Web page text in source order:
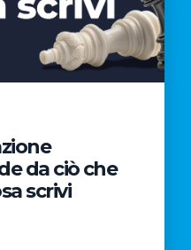
AL
CINEMA
NELLA
CAMPAGNA
REGISTA
PREMIO
OSCAR®
da ciò che
scrivi